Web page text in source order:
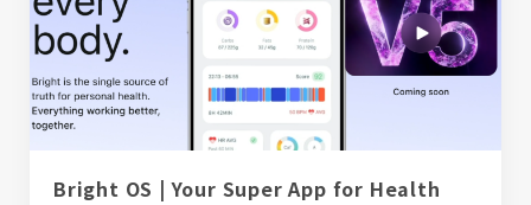
Bright OS | Your Super App for Health